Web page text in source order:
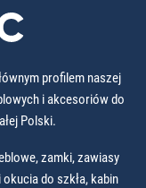
profilem naszej
i akcesoriów do
Polski.
zamki, zawiasy
do szkła, kabin